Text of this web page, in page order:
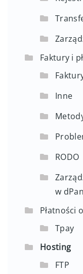
Faktury i
Inne
RODO
w
Płatności
Tpay
Hosting
FTP